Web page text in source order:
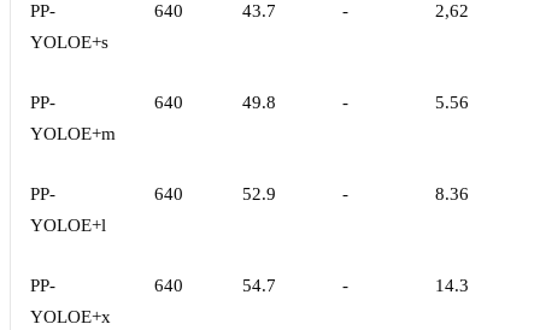
PP-
YOLOE+s
640 43.7 - 2,62
PP-
YOLOE+m
640 49.8 - 5.56
PP-
YOLOE+l
640 52.9 - 8.36
PP-
YOLOE+x
640 54.7 - 14.3